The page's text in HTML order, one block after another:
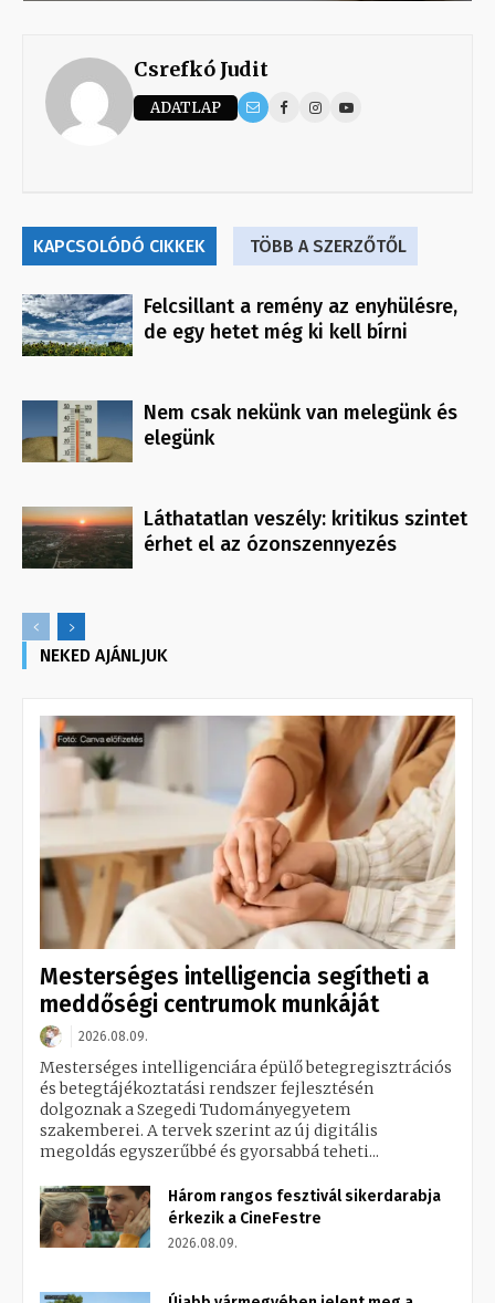
Csrefkó Judit
ADATLAP
KAPCSOLÓDÓ CIKKEK TÖBB A SZERZŐTŐL
Felcsillant a remény az enyhülésre,
de egy hetet még ki kell bírni
Nem csak nekünk van melegünk és
elegünk
Láthatatlan veszély: kritikus szintet
érhet el az ózonszennyezés
NEKED AJÁNLJUK
Mesterséges intelligencia segítheti a
meddőségi centrumok munkáját
2026.08.09.
Mesterséges intelligenciára épülő betegregisztrációs
és betegtájékoztatási rendszer fejlesztésén
dolgoznak a Szegedi Tudományegyetem
szakemberei. A tervek szerint az új digitális
megoldás egyszerűbbé és gyorsabbá teheti...
Három rangos fesztivál sikerdarabja
érkezik a CineFestre
2026.08.09.